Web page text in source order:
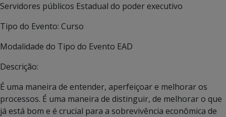
Servidores públicos Estadual do poder executivo
Tipo do Evento: Curso
Modalidade do Tipo do Evento EAD
Descrição:
É uma maneira de entender, aperfeiçoare melhorar os
processos. É uma maneira de distinguir, de melhorar o que
já está bom e é crucial para a sobrevivência econômica de